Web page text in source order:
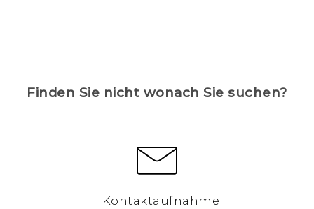
Finden Sie nicht wonach Sie suchen?
Kontaktaufnahme